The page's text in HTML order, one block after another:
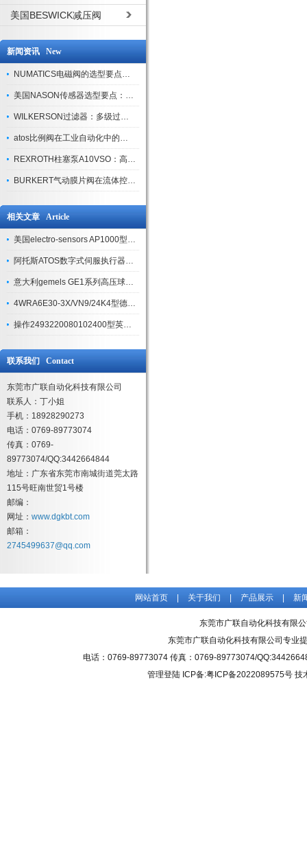
美国BESWICK减压阀
新闻资讯 New
NUMATICS电磁阀的选型要点与使用注意事项
美国NASON传感器选型要点：精度、量程与接口适配指南
WILKERSON过滤器：多级过滤技术，适配多行业净化需求
atos比例阀在工业自动化中的关键应用
REXROTH柱塞泵A10VSO：高效液压系统的核心组件
BURKERT气动膜片阀在流体控制中的应用
相关文章 Article
美国electro-sensors AP1000型数字转速表用途介绍
阿托斯ATOS数字式伺服执行器原装资料参考
意大利gemels GE1系列高压球阀维修方法
4WRA6E30-3X/VN9/24K4型德国REXROTH液压比例方向阀清洗方法
操作2493220080102400型英国NORGREN安全阀注意事项
联系我们 Contact
东莞市广联自动化科技有限公司
联系人：丁小姐
手机：18928290273
电话：0769-89773074
传真：0769-
89773074/QQ:3442664844
地址：广东省东莞市南城街道莞太路
115号旺南世贸1号楼
邮编：
网址： www.dgkbt.com
邮箱：
2745499637@qq.com
网站首页 关于我们 产品展示 新
东莞市广联自动化科技有限
东莞市广联自动化科技有限公司专业
电话：0769-89773074 传真：0769-89773074/
管理登陆 ICP备:粤ICP备2022089575号